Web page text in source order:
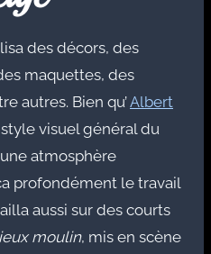
des décors, des
maquettes, des
autres. Bien qu’Albert
visuel général du
atmosphère
profondément le travail
aussi sur des courts
moulin, mis en scène